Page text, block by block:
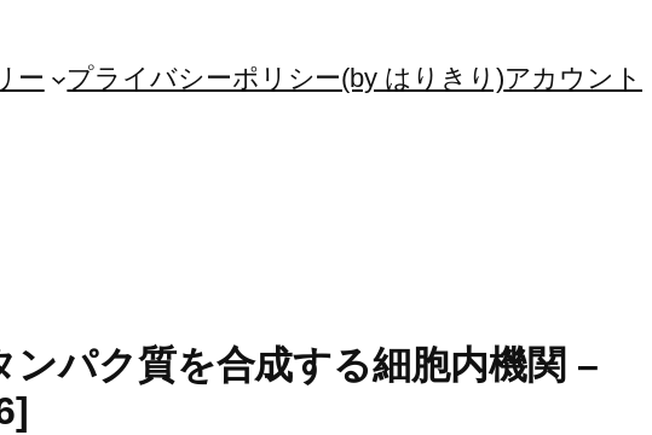
ー プライバシーポリシー(by はりきり)アカウント
パク質を合成する細胞内機関 –